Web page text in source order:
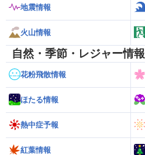
地震情報
火山情報
自然・季節・レジャー情報
花粉飛散情報
ほたる情報
熱中症予報
紅葉情報